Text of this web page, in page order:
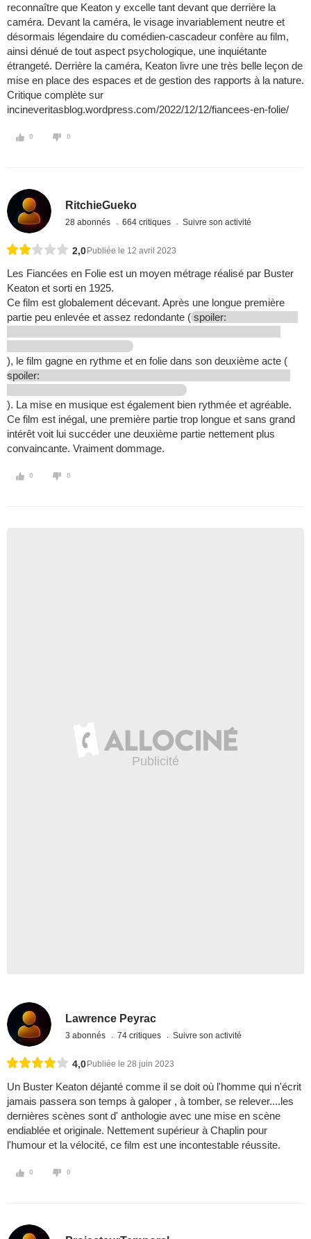
reconnaître que Keaton y excelle tant devant que derrière la
caméra. Devant la caméra, le visage invariablement neutre et
désormais légendaire du comédien-cascadeur confère au film,
ainsi dénué de tout aspect psychologique, une inquiétante
étrangeté. Derrière la caméra, Keaton livre une très belle leçon de
mise en place des espaces et de gestion des rapports à la nature.
Critique complète sur
incineveritasblog.wordpress.com/2022/12/12/fiancees-en-folie/
0 0
RitchieGueko
28 abonnés 664 critiques Suivre son activité
2,0 Publiée le 12 avril 2023
Les Fiancées en Folie est un moyen métrage réalisé par Buster
Keaton et sorti en 1925.
Ce film est globalement décevant. Après une longue première
partie peu enlevée et assez redondante ( spoiler:
), le film gagne en rythme et en folie dans son deuxième acte (
spoiler:
). La mise en musique est également bien rythmée et agréable.
Ce film est inégal, une première partie trop longue et sans grand
intérêt voit lui succéder une deuxième partie nettement plus
convaincante. Vraiment dommage.
0 0
Lawrence Peyrac
3 abonnés 74 critiques Suivre son activité
4,0 Publiée le 28 juin 2023
Un Buster Keaton déjanté comme il se doit où l'homme qui n'écrit
jamais passera son temps à galoper , à tomber, se relever....les
dernières scènes sont d' anthologie avec une mise en scène
endiablée et originale. Nettement supérieur à Chaplin pour
l'humour et la vélocité, ce film est une incontestable réussite.
0 0